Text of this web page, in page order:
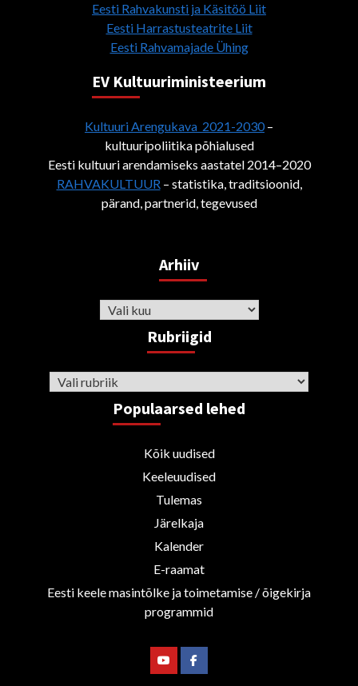
Eesti Rahvakunsti ja Käsitöö Liit
Eesti Harrastusteatrite Liit
Eesti Rahvamajade Ühing
EV Kultuuriministeerium
Kultuuri Arengukava 2021-2030–
kultuuripoliitika põhialused
Eesti kultuuri arendamiseks aastatel 2014–2020
RAHVAKULTUUR– statistika, traditsioonid,
pärand, partnerid, tegevused
Arhiiv
Arhiiv
Rubriigid
Rubriigid
Populaarsed lehed
Kõik uudised
Keeleuudised
Tulemas
Järelkaja
Kalender
E-raamat
Eesti keele masintõlke ja toimetamise / õigekirja
programmid
YoutubeFacebook